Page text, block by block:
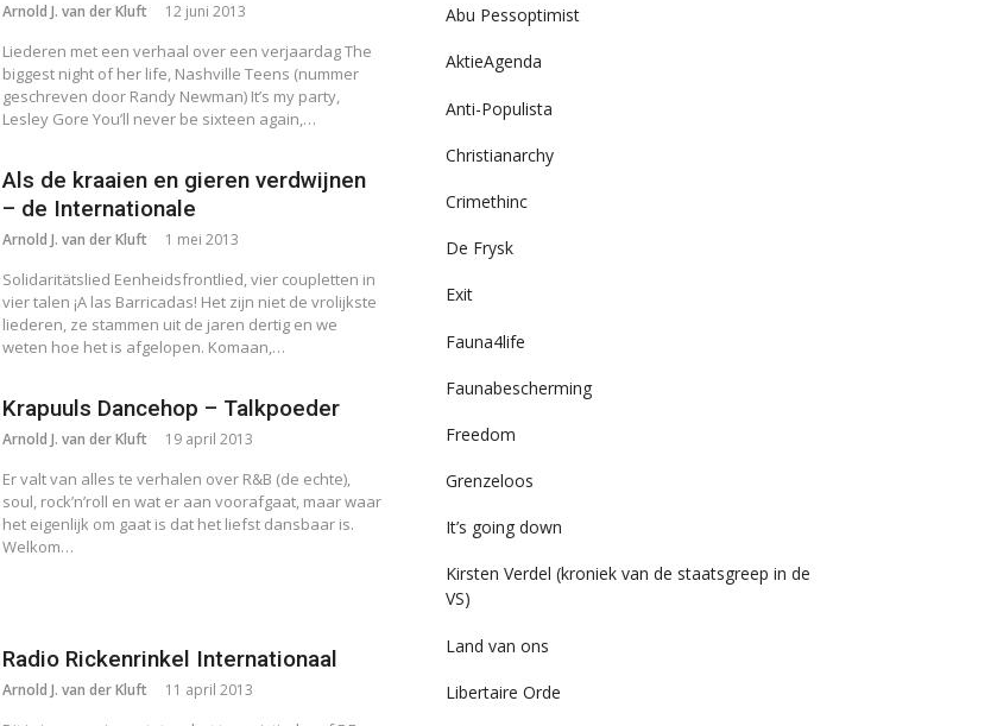
Arnold J. van der Kluft 12 juni 2013
Liederen met een verhaal over een verjaardag The
biggest night of her life, Nashville Teens (nummer
geschreven door Randy Newman) It’s my party,
Lesley Gore You’ll never be sixteen again,…
Als de kraaien en gieren verdwijnen
– de Internationale
Arnold J. van der Kluft 1 mei 2013
Solidaritätslied Eenheidsfrontlied, vier coupletten in
vier talen ¡A las Barricadas! Het zijn niet de vrolijkste
liederen, ze stammen uit de jaren dertig en we
weten hoe het is afgelopen. Komaan,…
Krapuuls Dancehop – Talkpoeder
Arnold J. van der Kluft 19 april 2013
Er valt van alles te verhalen over R&B (de echte),
soul, rock’n’roll en wat er aan voorafgaat, maar waar
het eigenlijk om gaat is dat het liefst dansbaar is.
Welkom…
Radio Rickenrinkel Internationaal
Arnold J. van der Kluft 11 april 2013
Abu Pessoptimist
AktieAgenda
Anti-Populista
Christianarchy
Crimethinc
De Frysk
Exit
Fauna4life
Faunabescherming
Freedom
Grenzeloos
It’s going down
Kirsten Verdel (kroniek van de staatsgreep in de
VS)
Land van ons
Libertaire Orde